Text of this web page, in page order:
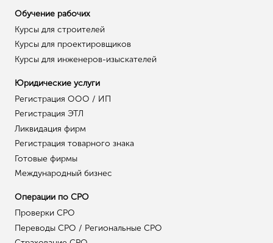
Обучение рабочих
Курсы для строителей
Курсы для проектировщиков
Курсы для инженеров-изыскателей
Юридические услуги
Регистрация ООО / ИП
Регистрация ЭТЛ
Ликвидация фирм
Регистрация товарного знака
Готовые фирмы
Международный бизнес
Операции по СРО
Проверки СРО
Переводы СРО / Региональные СРО